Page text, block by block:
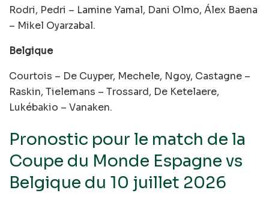
Rodri, Pedri – Lamine Yamal, Dani Olmo, Álex Baena
– Mikel Oyarzabal.
Belgique
Courtois – De Cuyper, Mechele, Ngoy, Castagne –
Raskin, Tielemans – Trossard, De Ketelaere,
Lukébakio – Vanaken.
Pronostic pour le match de la
Coupe du Monde Espagne vs
Belgique du 10 juillet 2026